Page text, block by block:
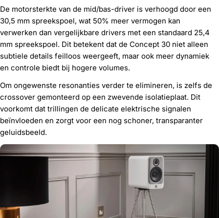
De motorsterkte van de mid/bas-driver is verhoogd door een
30,5 mm spreekspoel, wat 50% meer vermogen kan
verwerken dan vergelijkbare drivers met een standaard 25,4
mm spreekspoel. Dit betekent dat de Concept 30 niet alleen
subtiele details feilloos weergeeft, maar ook meer dynamiek
en controle biedt bij hogere volumes.
Om ongewenste resonanties verder te elimineren, is zelfs de
crossover gemonteerd op een zwevende isolatieplaat. Dit
voorkomt dat trillingen de delicate elektrische signalen
beïnvloeden en zorgt voor een nog schoner, transparanter
geluidsbeeld.